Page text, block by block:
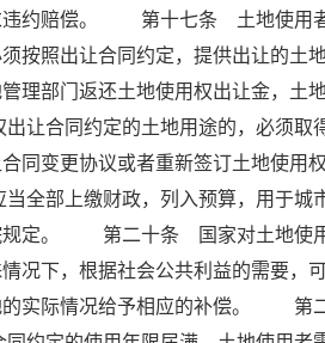
违约赔偿。 第十七条 土地使用
按照出让合同约定，提供出让的土
理部门返还土地使用权出让金，土
合同约定的土地用途的，必须取
同变更协议或者重新签订土地使用
部上缴财政，列入预算，用于城
规定。 第二十条 国家对土地使
况下，根据社会公共利益的需要，
的实际情况给予相应的补偿。 第